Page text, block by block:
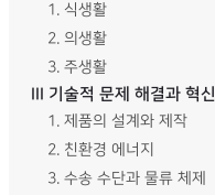
1. 식생활
2. 의생활
3. 주생활
III 기술적 문제 해결과 혁신
1. 제품의 설계와 제작
2. 친환경 에너지
3. 수송 수단과 물류 체제